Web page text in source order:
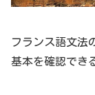
フランス語文法
基本を確認でき